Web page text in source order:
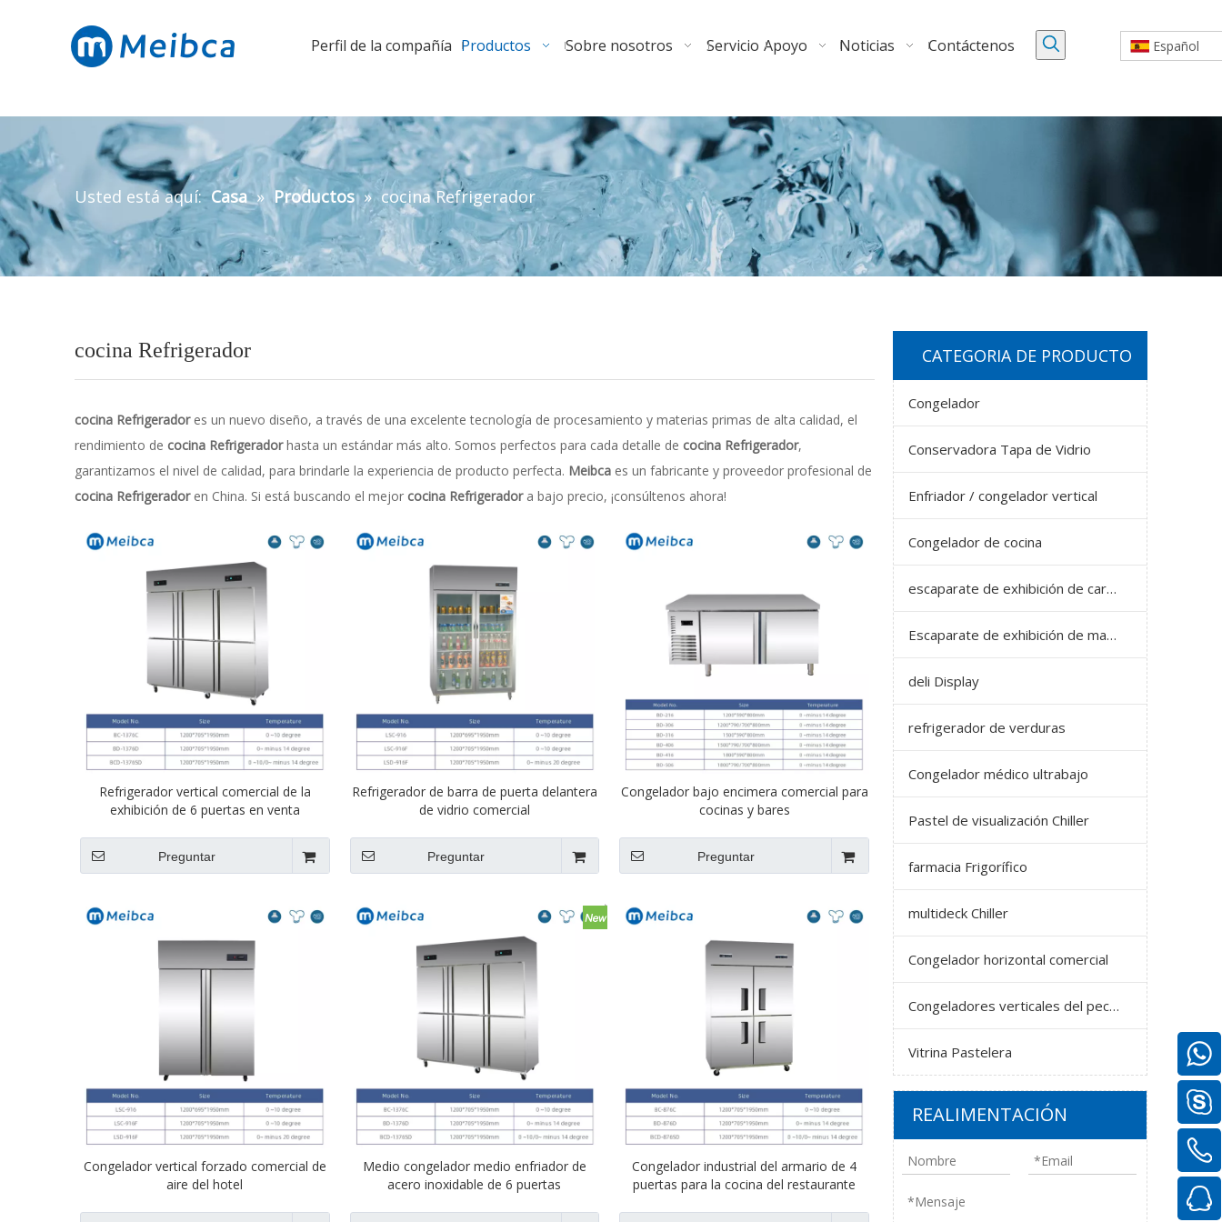
Perfil de la compañía Productos Sobre nosotros Servicio Apoyo Noticias Contáctenos Español
Usted está aquí: Casa » Productos » cocina Refrigerador
cocina Refrigerador
cocina Refrigeradores un nuevo diseño, a través de una excelente tecnología de procesamiento y materias primas de alta calidad, el
rendimiento de cocina Refrigeradorhasta un estándar más alto. Somos perfectos para cada detalle de cocina Refrigerador,
garantizamos el nivel de calidad, para brindarle la experiencia de producto perfecta. Meibca es un fabricante y proveedor profesional de
cocina Refrigeradoren China. Si está buscando el mejor cocina Refrigeradora bajo precio, ¡consúltenos ahora!
Refrigerador vertical comercial de la
exhibición de 6 puertas en venta
Preguntar
Refrigerador de barra de puerta delantera
de vidrio comercial
Preguntar
Congelador bajo encimera comercial para
cocinas y bares
Preguntar
Congelador vertical forzado comercial de
aire del hotel
Medio congelador medio enfriador de
acero inoxidable de 6 puertas
Congelador industrial del armario de 4
puertas para la cocina del restaurante
CATEGORIA DE PRODUCTO
Congelador
Conservadora Tapa de Vidrio
Enfriador / congelador vertical
Congelador de cocina
escaparate de exhibición de carne
Escaparate de exhibición de mariscos
deli Display
refrigerador de verduras
Congelador médico ultrabajo
Pastel de visualización Chiller
farmacia Frigorífico
multideck Chiller
Congelador horizontal comercial
Congeladores verticales del pecho
Vitrina Pastelera
REALIMENTACIÓN